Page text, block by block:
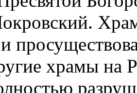
храмы на